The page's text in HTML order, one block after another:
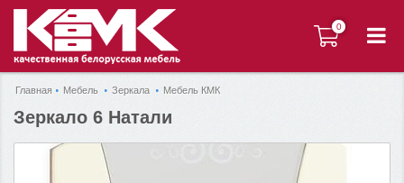
0
0
Главная Мебель Зеркала Мебель КМК
Зеркало 6 Натали